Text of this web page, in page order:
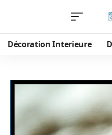
Décoration Interieure